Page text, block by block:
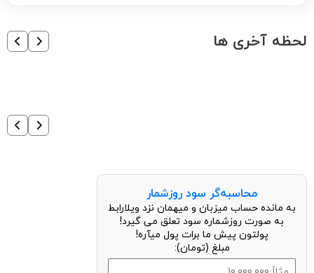
لحظه آخری ها
محاسبه‌گر سود روزشمار
به مانده حساب میزبان و میهمان نزد ویلارابط
به صورت روزشماره سود تعلق می گیرد!
پولتون پیش ما برات پول میآره!
مبلغ (تومان):